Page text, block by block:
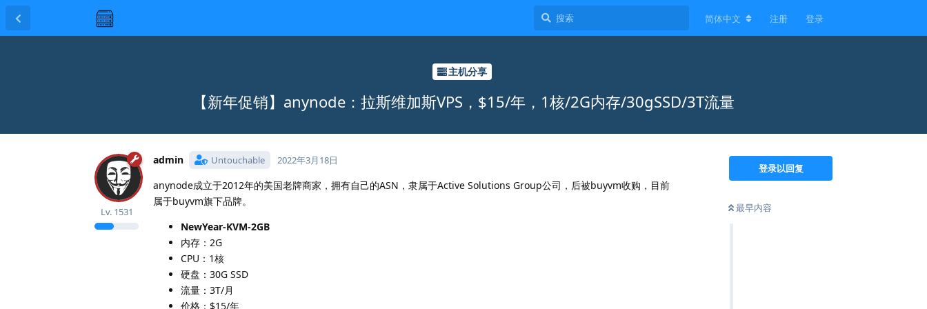
简体中文 注册 登录
主机分享
【新年促销】anynode：拉斯维加斯VPS，$15/年，1核/2G内存/30gSSD/3T流量
登录以回复
最早内容
admin Untouchable
Lv. 1531
2022年3月18日
anynode成立于2012年的美国老牌商家，拥有自己的ASN，隶属于Active Solutions Group公司，后被buyvm收购，目前
属于buyvm旗下品牌。
NewYear-KVM-2GB
内存：2G
CPU：1核
硬盘：30G SSD
流量：3T/月
价格：$15/年